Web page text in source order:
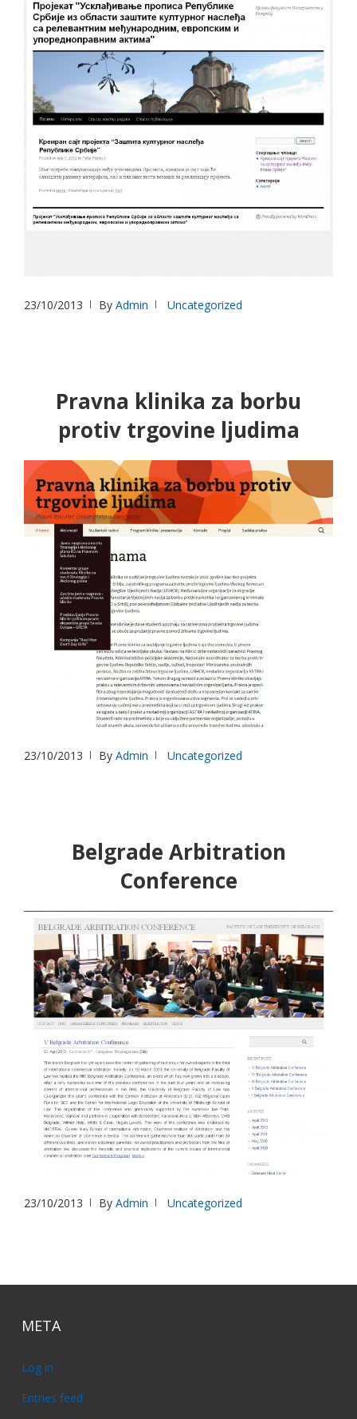
23/10/2013 By Admin Uncategorized
Pravna klinika za borbu
protiv trgovine ljudima
23/10/2013 By Admin Uncategorized
Belgrade Arbitration
Conference
23/10/2013 By Admin Uncategorized
META
Log in
Entries feed